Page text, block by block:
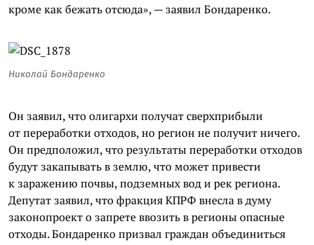
кроме как бежать отсюда», — заявил Бондаренко.
Николай Бондаренко
Он заявил, что олигархи получат сверхприбыли
от переработки отходов, но регион не получит ничего.
Он предположил, что результаты переработки отходов
будут закапывать в землю, что может привести
к заражению почвы, подземных вод и рек региона.
Депутат заявил, что фракция КПРФ внесла в думу
законопроект о запрете ввозить в регионы опасные
отходы. Бондаренко призвал граждан объединиться